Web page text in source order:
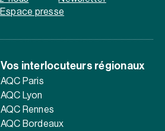
Espace presse
Vos interlocuteurs régionaux
AQC Paris
AQC Lyon
AQC Rennes
AQC Bordeaux